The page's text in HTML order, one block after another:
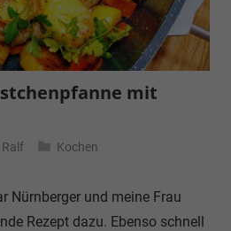
mit
Ralf Kochen
Nürnberger und meine Frau
Rezept dazu. Ebenso schnell